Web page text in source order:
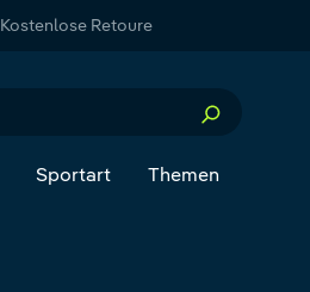
Kostenlose Retoure
Sportart Themen